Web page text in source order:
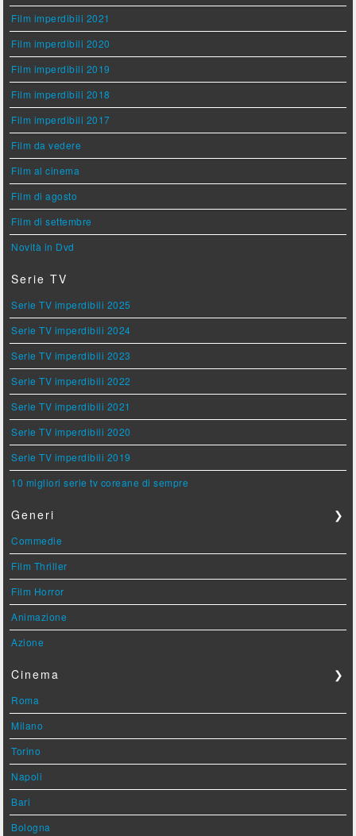
Film imperdibili 2021
Film imperdibili 2020
Film imperdibili 2019
Film imperdibili 2018
Film imperdibili 2017
Film da vedere
Film al cinema
Film di agosto
Film di settembre
Novità in Dvd
Serie TV
Serie TV imperdibili 2025
Serie TV imperdibili 2024
Serie TV imperdibili 2023
Serie TV imperdibili 2022
Serie TV imperdibili 2021
Serie TV imperdibili 2020
Serie TV imperdibili 2019
10 migliori serie tv coreane di sempre
Generi ❯
Commedie
Film Thriller
Film Horror
Animazione
Azione
Cinema ❯
Roma
Milano
Torino
Napoli
Bari
Bologna